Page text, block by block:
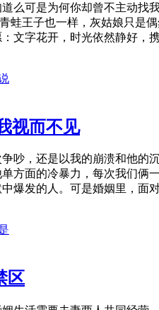
么可是为何你却曾不主动找
蛙王子也一样，灰姑娘只是
文字花开，时光依然静好，
视而不见
吵，还是以我的崩溃和他
方面的冷暴力，每次我们
爆发的人。可是婚姻里，
区